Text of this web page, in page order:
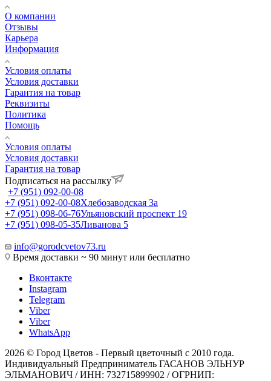
О компании
Отзывы
Карьера
Информация
Условия оплаты
Условия доставки
Гарантия на товар
Реквизиты
Политика
Помощь
Условия оплаты
Условия доставки
Гарантия на товар
Подписаться на рассылку
+7 (951) 092-00-08
+7 (951) 092-00-08Хлебозаводская 3а
+7 (951) 098-06-76Ульяновский проспект 19
+7 (951) 098-05-35Ливанова 5
info@gorodcvetov73.ru
Время доставки ~ 90 минут или бесплатно
Вконтакте
Instagram
Telegram
Viber
Viber
WhatsApp
2026 © Город Цветов - Первый цветочный с 2010 года.
Индивидуальный Предприниматель ГАСАНОВ ЭЛЬНУР
ЭЛЬМАНОВИЧ / ИНН: 732715899902 / ОГРНИП: